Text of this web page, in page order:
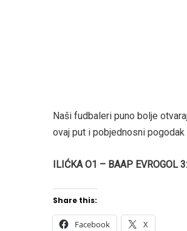
Naši fudbaleri puno bolje
ovaj put i pobjednosni
ILIĆKA O1 – BAAP EVROGOL
Share this:
Facebook X